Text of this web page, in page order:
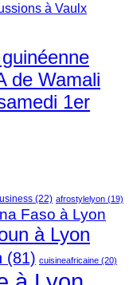
Wamali
1er
(22) afrostylelyon (19)
Faso à Lyon
à Lyon
(81) cuisineafricaine (20)